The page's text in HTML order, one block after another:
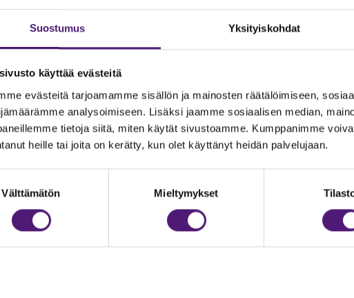
Suostumus Yksityiskohdat
käyttää evästeitä
evästeitä tarjoamamme sisällön ja mainosten räätälöimiseen,
analysoimiseen. Lisäksi jaamme sosiaalisen median,
tietoja siitä, miten käytät sivustoamme. Kumppanimme
heille tai joita on kerätty, kun olet käyttänyt heidän palvelujaan.
Välttämätön Mieltymykset
MAJOITUS
020 755 9975
majoitus@sappee.fi
Avoimet
Anna